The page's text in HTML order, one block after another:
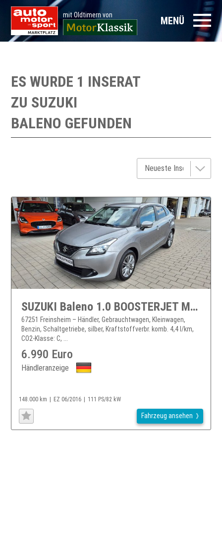
mit Oldtimern von MENÜ
ES WURDE 1 INSERAT
ZU SUZUKI
BALENO GEFUNDEN
SUZUKI Baleno 1.0 BOOSTERJET MT Comfort
67251 Freinsheim – Händler, Gebrauchtwagen, Kleinwagen,
Benzin, Schaltgetriebe, silber, Kraftstoffverbr. komb. 4,4 l/km,
CO2-Klasse: C, ...
6.990 Euro
Händleranzeige
148.000 km EZ 06/2016 111 PS/82 kW
Fahrzeug ansehen